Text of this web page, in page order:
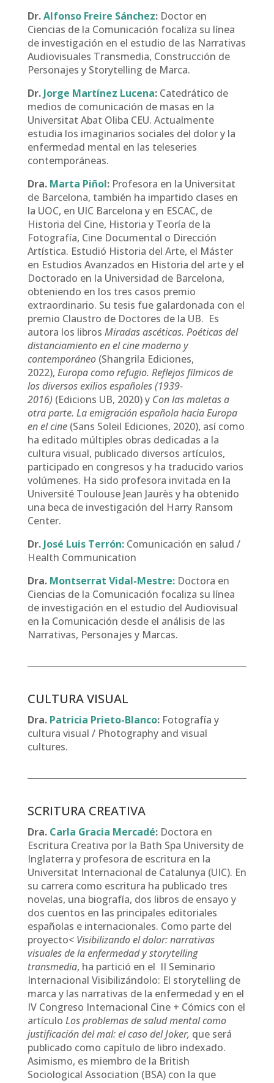
Dr.Alfonso Freire Sánchez:Doctor en
Ciencias de la Comunicación focaliza su línea
de investigación en el estudio de las Narrativas
Audiovisuales Transmedia, Construcción de
Personajes y Storytelling de Marca.
Dr. Jorge Martínez Lucena:Catedrático de
medios de comunicación de masas en la
Universitat Abat Oliba CEU. Actualmente
estudia los imaginarios sociales del dolor y la
enfermedad mental en las teleseries
contemporáneas.
Dra. Marta Piñol:Profesora en la Universitat
de Barcelona, también ha impartido clases en
la UOC, en UIC Barcelona y en ESCAC, de
Historia del Cine, Historia y Teoría de la
Fotografía, Cine Documental o Dirección
Artística. Estudió Historia del Arte, el Máster
en Estudios Avanzados en Historia del arte y el
Doctorado en la Universidad de Barcelona,
obteniendo en los tres casos premio
extraordinario. Su tesis fue galardonada con el
premio Claustro de Doctores de la UB. Es
autora los libros Miradas ascéticas. Poéticas del
distanciamiento en el cine moderno y
contemporáneo (Shangrila Ediciones,
2022), Europa como refugio. Reflejos fílmicos de
los diversos exilios españoles (1939-
2016) (Edicions UB, 2020) y Con las maletas a
otra parte. La emigración española hacia Europa
en el cine(Sans Soleil Ediciones, 2020), así como
ha editado múltiples obras dedicadas a la
cultura visual, publicado diversos artículos,
participado en congresos y ha traducido varios
volúmenes. Ha sido profesora invitada en la
Université Toulouse Jean Jaurès y ha obtenido
una beca de investigación del Harry Ransom
Center.
Dr. José Luis Terrón: Comunicación en salud /
Health Communication
Dra. Montserrat Vidal-Mestre: Doctora en
Ciencias de la Comunicación focaliza su línea
de investigación en el estudio del Audiovisual
en la Comunicación desde el análisis de las
Narrativas, Personajes y Marcas.
CULTURA VISUAL
Dra. Patricia Prieto-Blanco:Fotografía y
cultura visual / Photography and visual
cultures.
SCRITURA CREATIVA
Dra. Carla Gracia Mercadé:Doctora en
Escritura Creativa por la Bath Spa University de
Inglaterra y profesora de escritura en la
Universitat Internacional de Catalunya (UIC). En
su carrera como escritura ha publicado tres
novelas, una biografía, dos libros de ensayo y
dos cuentos en las principales editoriales
españolas e internacionales. Como parte del
proyecto< Visibilizando el dolor: narrativas
visuales de la enfermedad y storytelling
transmedia, ha partició en el II Seminario
Internacional Visibilizándolo: El storytelling de
marca y las narrativas de la enfermedad y en el
IV Congreso Internacional Cine + Cómics con el
artículo Los problemas de salud mental como
justificación del mal: el caso del Joker, que será
publicado como capítulo de libro indexado.
Asimismo, es miembro de la British
Sociological Association (BSA) con la que